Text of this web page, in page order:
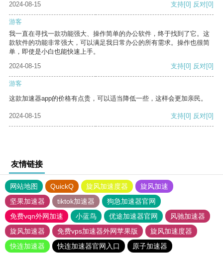
2024-08-15 支持[0] 反对[0]
游客
我一直在寻找一款功能强大、操作简单的办公软件，终于找到了它。这
款软件的功能非常强大，可以满足我日常办公的所有需求。操作也很简
单，即使是小白也能快速上手。
2024-08-15
支持[0] 反对[0]
游客
这款加速器app的价格有点贵，可以适当降低一些，这样会更加亲民。
2024-08-15 支持[0] 反对[0]
友情链接
网站地图 QuickQ 旋风加速度器
旋风加速
坚果加速器
tiktok加速器
狗急加速器官网
免费vqn外网加速
小蓝鸟 优途加速器官网
风驰加速器
旋风加速器
免费vps加速器外网苹果版
旋风加速度器
快连加速器
快连加速器官网入口 原子加速器